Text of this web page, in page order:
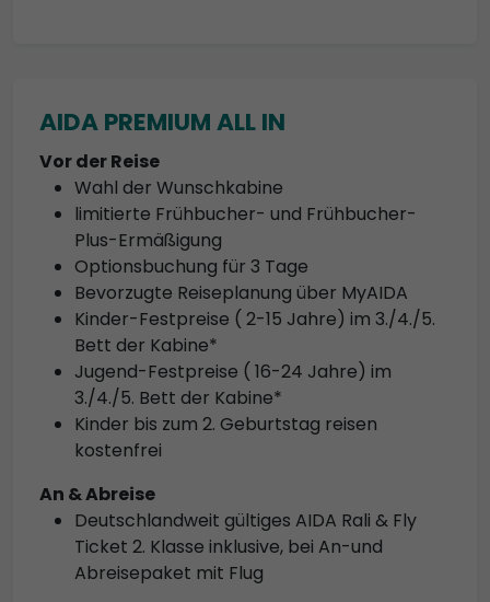
AIDA PREMIUM ALL IN
Vor der Reise
Wahl der Wunschkabine
limitierte Frühbucher- und Frühbucher-
Plus-Ermäßigung
Optionsbuchung für 3 Tage
Bevorzugte Reiseplanung über MyAIDA
Kinder-Festpreise ( 2-15 Jahre) im 3./4./5.
Bett der Kabine*
Jugend-Festpreise ( 16-24 Jahre) im
3./4./5. Bett der Kabine*
Kinder bis zum 2. Geburtstag reisen
kostenfrei
An & Abreise
Deutschlandweit gültiges AIDA Rali & Fly
Ticket 2. Klasse inklusive, bei An-und
Abreisepaket mit Flug